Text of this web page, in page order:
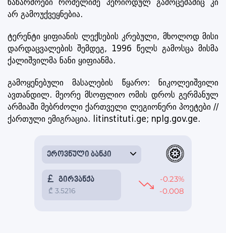
ნაწარმოები რომელიმე პერიოდულ გამოცემაშიც კი
არ გამოუქვეყნებია.
ტერენტი ყიფიანის ლექსების კრებული, მხოლოდ მისი
დარდაცვალების შემდეგ, 1996 წელს გამოსცა მისმა
ქალიშვილმა ნანი ყიფიანმა.
გამოყენებული მასალების წყარო: ნიკოლეიშვილი
ავთანდილ. მეორე მსოფლიო ომის დროს გერმანულ
არმიაში მებრძოლი ქართველი ლეგიონერი პოეტები //
ქართული ემიგრაცია. litinstituti.ge; nplg.gov.ge.